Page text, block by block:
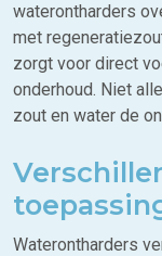
waterontharders
met
zorgt voor direct
onderhoud. Niet
zout en water de
Waterontharders